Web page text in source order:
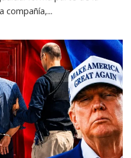
compañía,...